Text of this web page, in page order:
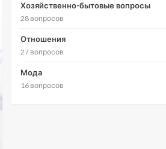
Хозяйственно-бытовые вопросы
28 вопросов
Отношения
27 вопросов
Мода
16 вопросов